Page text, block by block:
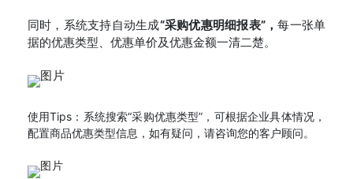
同时，系统支持自动生成“采购优惠明细报表”，每一张单
据的优惠类型、优惠单价及优惠金额一清二楚。
使用Tips：系统搜索“采购优惠类型”，可根据企业具体情况，
配置商品优惠类型信息，如有疑问，请咨询您的客户顾问。